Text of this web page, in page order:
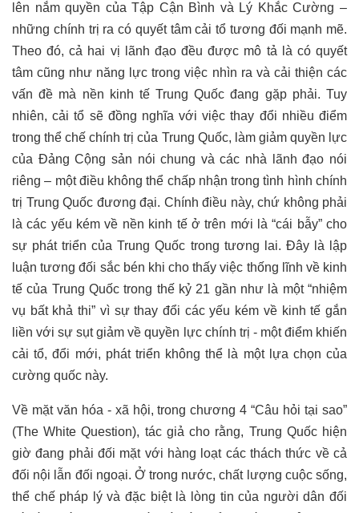
lên nắm quyền của Tập Cận Bình và Lý Khắc Cường –
những chính trị ra có quyết tâm cải tổ tương đối mạnh mẽ.
Theo đó, cả hai vị lãnh đạo đều được mô tả là có quyết
tâm cũng như năng lực trong việc nhìn ra và cải thiện các
vấn đề mà nền kinh tế Trung Quốc đang gặp phải. Tuy
nhiên, cải tổ sẽ đồng nghĩa với việc thay đổi nhiều điểm
trong thể chế chính trị của Trung Quốc, làm giảm quyền lực
của Đảng Cộng sản nói chung và các nhà lãnh đạo nói
riêng – một điều không thể chấp nhận trong tình hình chính
trị Trung Quốc đương đại. Chính điều này, chứ không phải
là các yếu kém về nền kinh tế ở trên mới là “cái bẫy” cho
sự phát triển của Trung Quốc trong tương lai. Đây là lập
luận tương đối sắc bén khi cho thấy việc thống lĩnh về kinh
tế của Trung Quốc trong thế kỷ 21 gần như là một “nhiệm
vụ bất khả thi” vì sự thay đổi các yếu kém về kinh tế gắn
liền với sự sụt giảm về quyền lực chính trị - một điểm khiến
cải tổ, đổi mới, phát triển không thể là một lựa chọn của
cường quốc này.
Về mặt văn hóa - xã hội, trong chương 4 “Câu hỏi tại sao”
(The White Question), tác giả cho rằng, Trung Quốc hiện
giờ đang phải đối mặt với hàng loạt các thách thức về cả
đối nội lẫn đối ngoại. Ở trong nước, chất lượng cuộc sống,
thể chế pháp lý và đặc biệt là lòng tin của người dân đối